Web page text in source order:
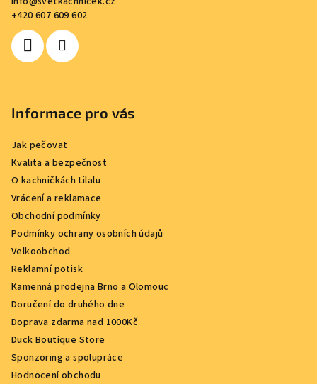
+420 607 609 602
Informace pro vás
Jak pečovat
Kvalita a bezpečnost
O kachničkách Lilalu
Vrácení a reklamace
Obchodní podmínky
Podmínky ochrany osobních údajů
Velkoobchod
Reklamní potisk
Kamenná prodejna Brno a Olomouc
Doručení do druhého dne
Doprava zdarma nad 1000Kč
Duck Boutique Store
Sponzoring a spolupráce
Hodnocení obchodu